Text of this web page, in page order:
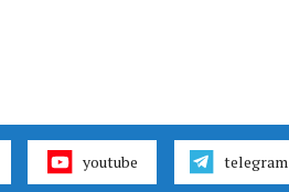
youtube telegram